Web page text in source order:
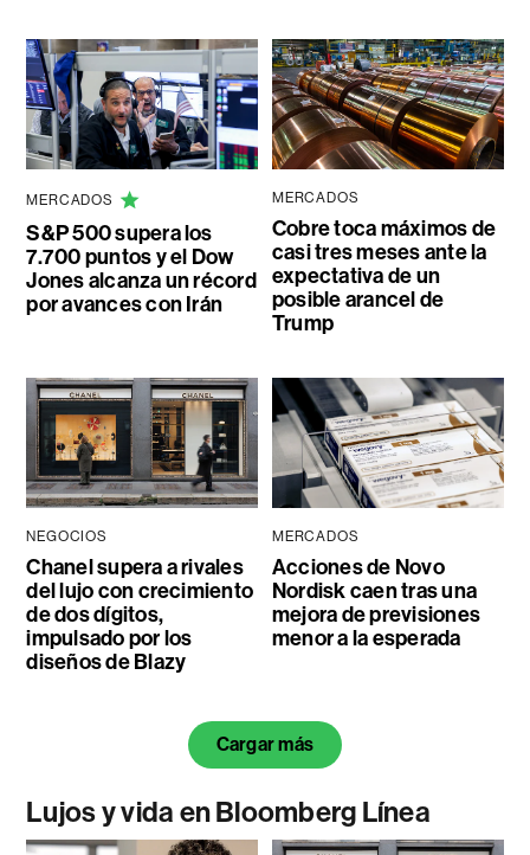
MERCADOS
S&P 500 supera los
7.700 puntos y el Dow
Jones alcanza un récord
por avances con Irán
MERCADOS
Cobre toca máximos de
casi tres meses ante la
expectativa de un
posible arancel de
Trump
NEGOCIOS
Chanel supera a rivales
del lujo con crecimiento
de dos dígitos,
impulsado por los
diseños de Blazy
MERCADOS
Acciones de Novo
Nordisk caen tras una
mejora de previsiones
menor a la esperada
Cargar más
Lujos y vida en Bloomberg Línea